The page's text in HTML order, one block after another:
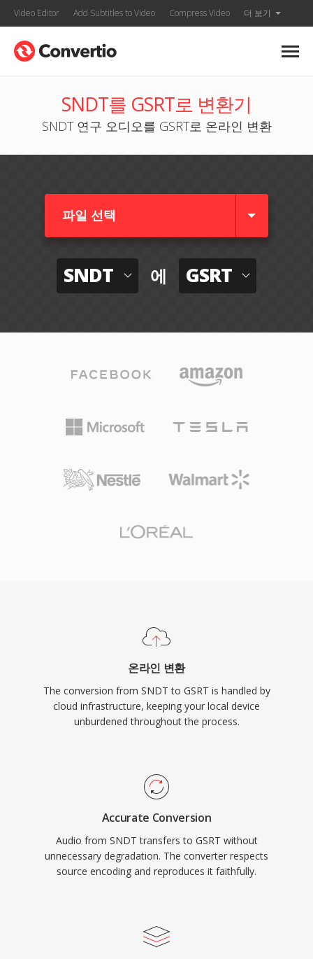
Video Editor Add Subtitles to Video Compress Video 더 보기
SNDT를 GSRT로 변환기
SNDT 연구 오디오를 GSRT로 온라인 변환
파일 선택
SNDT 에 GSRT
온라인 변환
The conversion from SNDT to GSRT is handled by
cloud infrastructure, keeping your local device
unburdened throughout the process.
Accurate Conversion
Audio from SNDT transfers to GSRT without
unnecessary degradation. The converter respects
source encoding and reproduces it faithfully.